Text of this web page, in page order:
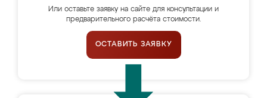
Или оставьте заявку на сайте для консультации и
предварительного расчёта стоимости.
ОСТАВИТЬ ЗАЯВКУ